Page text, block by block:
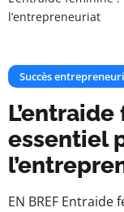
l’entrepreneuriat
Succès
essentiel
EN BREF